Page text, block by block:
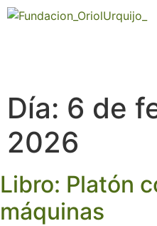
Día: 6 de
2026
Libro: Platón
máquinas